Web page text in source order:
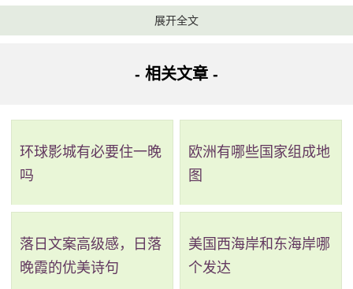
路线二：全程6.7公里，耗时21分钟，换乘1次。
路线简介：起点 ->地铁1号线（黄沙站 至 公园前站）->
步行->地铁2号线（公园前站 至 广州火车站） -> 到达。
号线(嘉禾望岗方向)经过3站到广州火车站到达目的地。
展开全文
- 相关文章 -
环球影城有必要住一晚
吗
欧洲有哪些国家组成地
图
落日文案高级感，日落
晚霞的优美诗句
美国西海岸和东海岸哪
个发达